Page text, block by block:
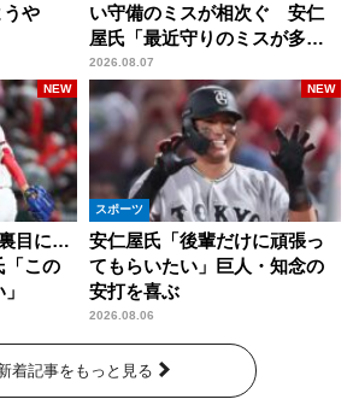
や
い守備のミスが相次ぐ 安仁
屋氏「最近守りのミスが多
い」
2026.08.07
目に…
この
NEW
スポーツ
安仁屋氏「後輩だけに頑張っ
てもらいたい」巨人・知念の
安打を喜ぶ
2026.08.06
NEW
着記事をもっと見る